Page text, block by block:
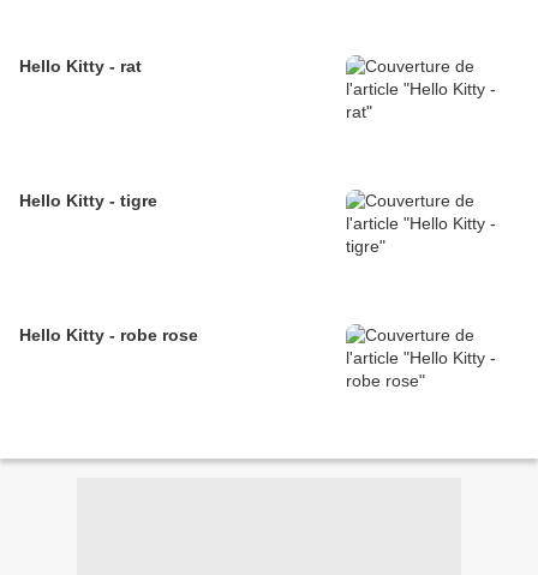
Hello Kitty - rat
Hello Kitty - tigre
Hello Kitty - robe rose